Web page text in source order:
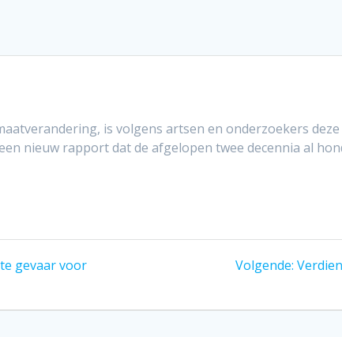
is volgens artsen en onderzoekers
nieuw rapport dat de afgelopen twee decennia al
gevaar voor
Volgende: